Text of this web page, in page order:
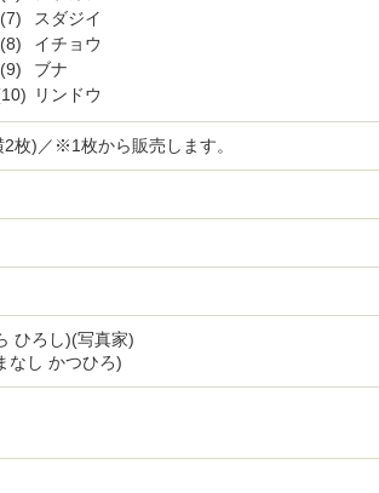
(7)
スダジイ
(8)
イチョウ
(9)
ブナ
リンドウ
枚)／※1枚から販売します。
ひろし)(写真家)
なし かつひろ)